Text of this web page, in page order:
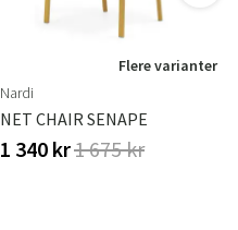
Flere varianter
Nardi
NET CHAIR SENAPE
1 340 kr1 675 kr